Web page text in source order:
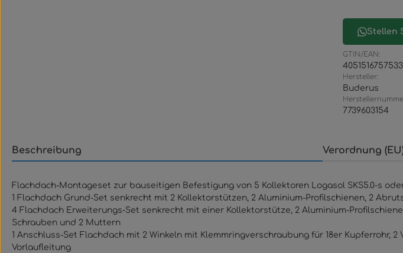
Stellen
GTIN/EAN:
4051516757533
Hersteller:
Buderus
7739603154
Beschreibung Verordnung
Flachdach-Montageset zur bauseitigen Befestigung von 5 Kollektoren Logasol SKS5.0-s
1 Flachdach Grund-Set senkrecht mit 2 Kollektorstützen, 2 Aluminium-Profilschienen, 2
4 Flachdach Erweiterungs-Set senkrecht mit einer Kollektorstütze, 2 Aluminium-
Schrauben und 2 Muttern
1 Anschluss-Set Flachdach mit 2 Winkeln mit Klemmringverschraubung für 18er
Vorlaufleitung